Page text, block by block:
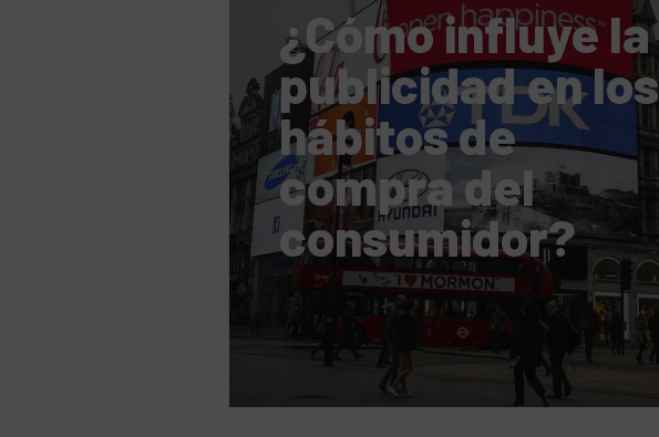
¿Cómo influye la
publicidad en los
hábitos de
compra del
consumidor?